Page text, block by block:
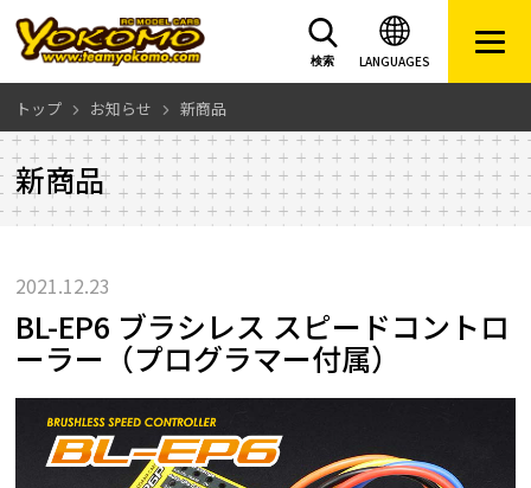
LANGUAGES
検索
トップ お知らせ 新商品
新商品
2021.12.23
BL-EP6 ブラシレス スピードコントロ
ーラー（プログラマー付属）